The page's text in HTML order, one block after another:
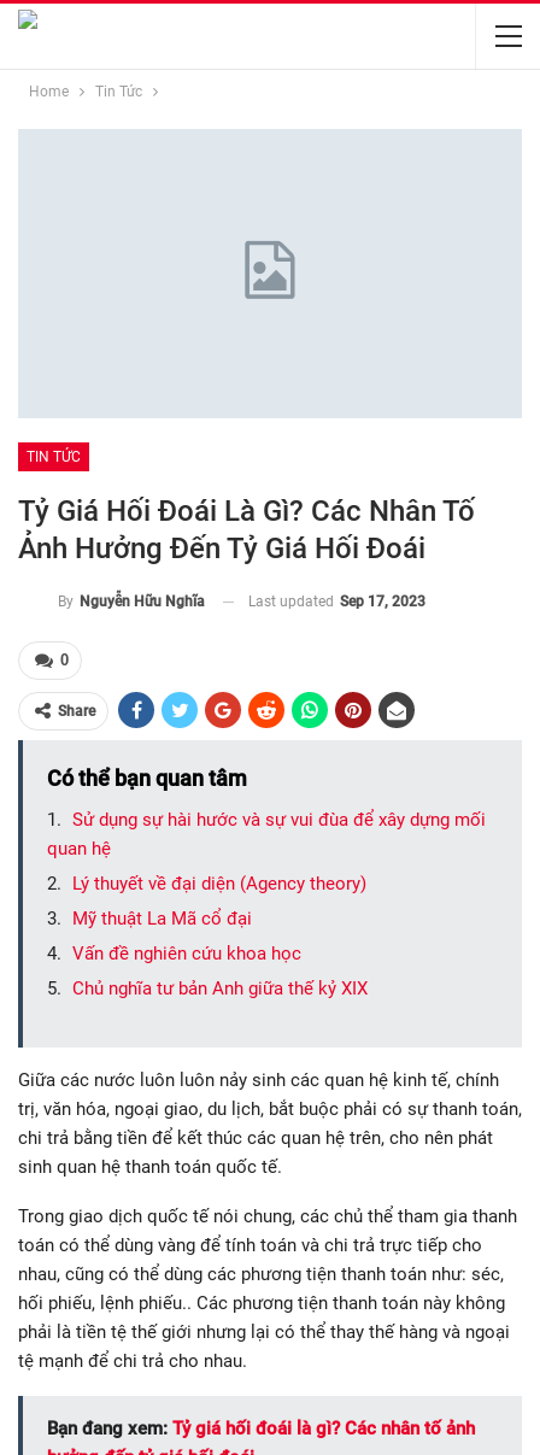
Home Tin Tức
TIN TỨC
Tỷ Giá Hối Đoái Là Gì? Các Nhân Tố
Ảnh Hưởng Đến Tỷ Giá Hối Đoái
By Nguyễn Hữu Nghĩa Last updated Sep 17, 2023
0
Share
Có thể bạn quan tâm
Sử dụng sự hài hước và sự vui đùa để xây dựng mối
quan hệ
Lý thuyết về đại diện (Agency theory)
Mỹ thuật La Mã cổ đại
Vấn đề nghiên cứu khoa học
Chủ nghĩa tư bản Anh giữa thế kỷ XIX
Giữa các nước luôn luôn nảy sinh các quan hệ kinh tế, chính
trị, văn hóa, ngoại giao, du lịch, bắt buộc phải có sự thanh toán,
chi trả bằng tiền để kết thúc các quan hệ trên, cho nên phát
sinh quan hệ thanh toán quốc tế.
Trong giao dịch quốc tế nói chung, các chủ thể tham gia thanh
toán có thể dùng vàng để tính toán và chi trả trực tiếp cho
nhau, cũng có thể dùng các phương tiện thanh toán như: séc,
hối phiếu, lệnh phiếu.. Các phương tiện thanh toán này không
phải là tiền tệ thế giới nhưng lại có thể thay thế hàng và ngoại
tệ mạnh để chi trả cho nhau.
Bạn đang xem: Tỷ giá hối đoái là gì? Các nhân tố ảnh